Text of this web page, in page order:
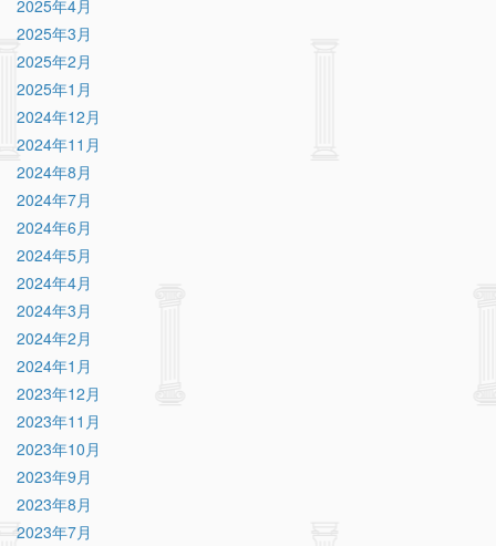
2025年4月
2025年3月
2025年2月
2025年1月
2024年12月
2024年11月
2024年8月
2024年7月
2024年6月
2024年5月
2024年4月
2024年3月
2024年2月
2024年1月
2023年12月
2023年11月
2023年10月
2023年9月
2023年8月
2023年7月